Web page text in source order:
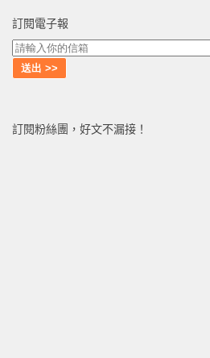
訂閱電子報
訂閱粉絲團，好文不漏接！